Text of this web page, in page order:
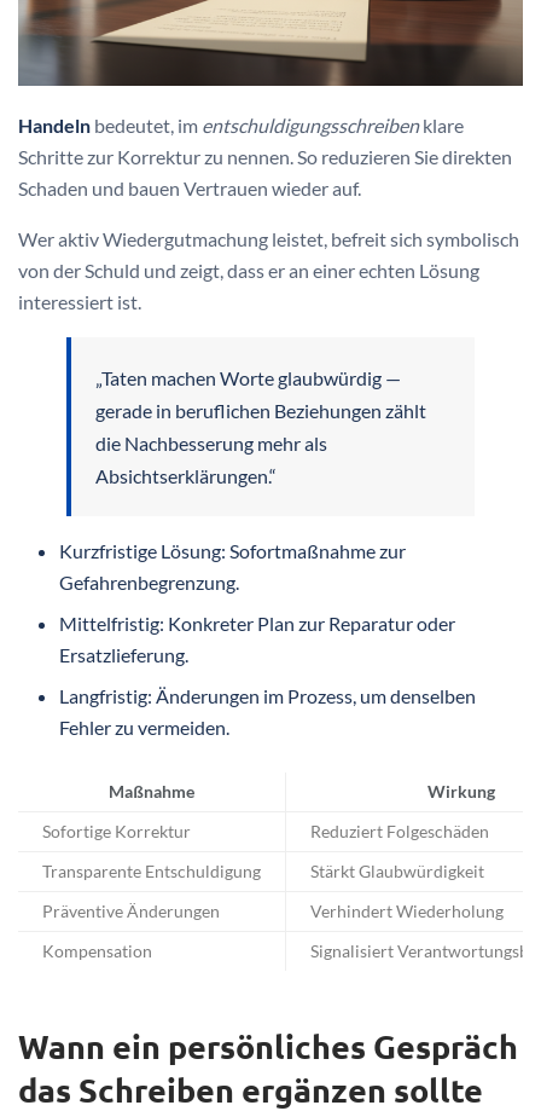
Handeln bedeutet, im entschuldigungsschreibenklare
Schritte zur Korrektur zu nennen. So reduzieren Sie direkten
Schaden und bauen Vertrauen wieder auf.
Wer aktiv Wiedergutmachung leistet, befreit sich symbolisch
von der Schuld und zeigt, dass er an einer echten Lösung
interessiert ist.
„Taten machen Worte glaubwürdig —
gerade in beruflichen Beziehungen zählt
die Nachbesserung mehr als
Absichtserklärungen.“
Kurzfristige Lösung: Sofortmaßnahme zur
Gefahrenbegrenzung.
Mittelfristig: Konkreter Plan zur Reparatur oder
Ersatzlieferung.
Langfristig: Änderungen im Prozess, um denselben
Fehler zu vermeiden.
Maßnahme Wirkung
Sofortige Korrektur Reduziert Folgeschäden
Transparente Entschuldigung Stärkt Glaubwürdigkeit
Präventive Änderungen Verhindert Wiederholung
Kompensation Signalisiert
Wann ein persönliches Gespräch
das Schreiben ergänzen sollte